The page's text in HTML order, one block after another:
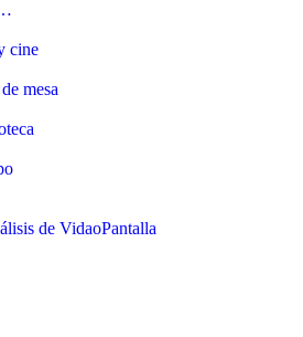
cine
mesa
de VidaoPantalla